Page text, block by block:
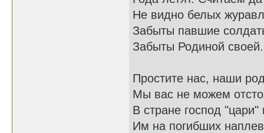
Не видно белых
Забыты павшие
Забыты Родиной своей.
Простите нас, наши
Мы вас не можем
В стране господ "цари"
Им на погибших